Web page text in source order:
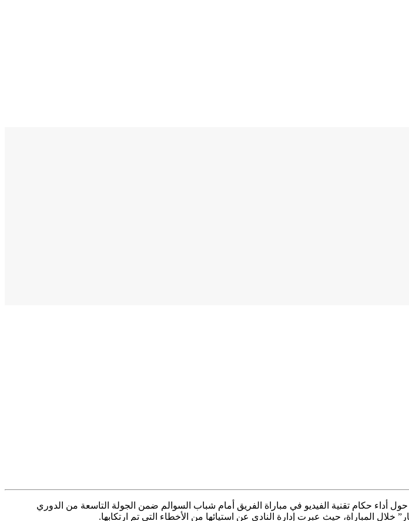
أداء حكام تقنية الفيديو في مباراة الفريق أمام شباب السوالم ضمن الجولة التاسعة من الدوري
المباراة، حيث عبرت إدارة النادي عن استيائها من الأخطاء التي تم ارتكابها.